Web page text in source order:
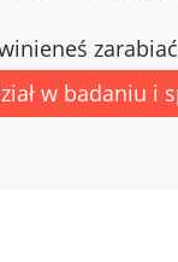
w badaniu i